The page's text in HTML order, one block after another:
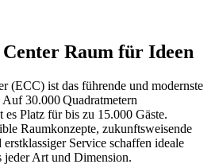
Center Raum für Ideen
(ECC) ist das führende und modernste
30.000 Quadratmetern
es Platz für bis zu 15.000 Gäste.
Raumkonzepte, zukunftsweisende
Service schaffen ideale
Art und Dimension.